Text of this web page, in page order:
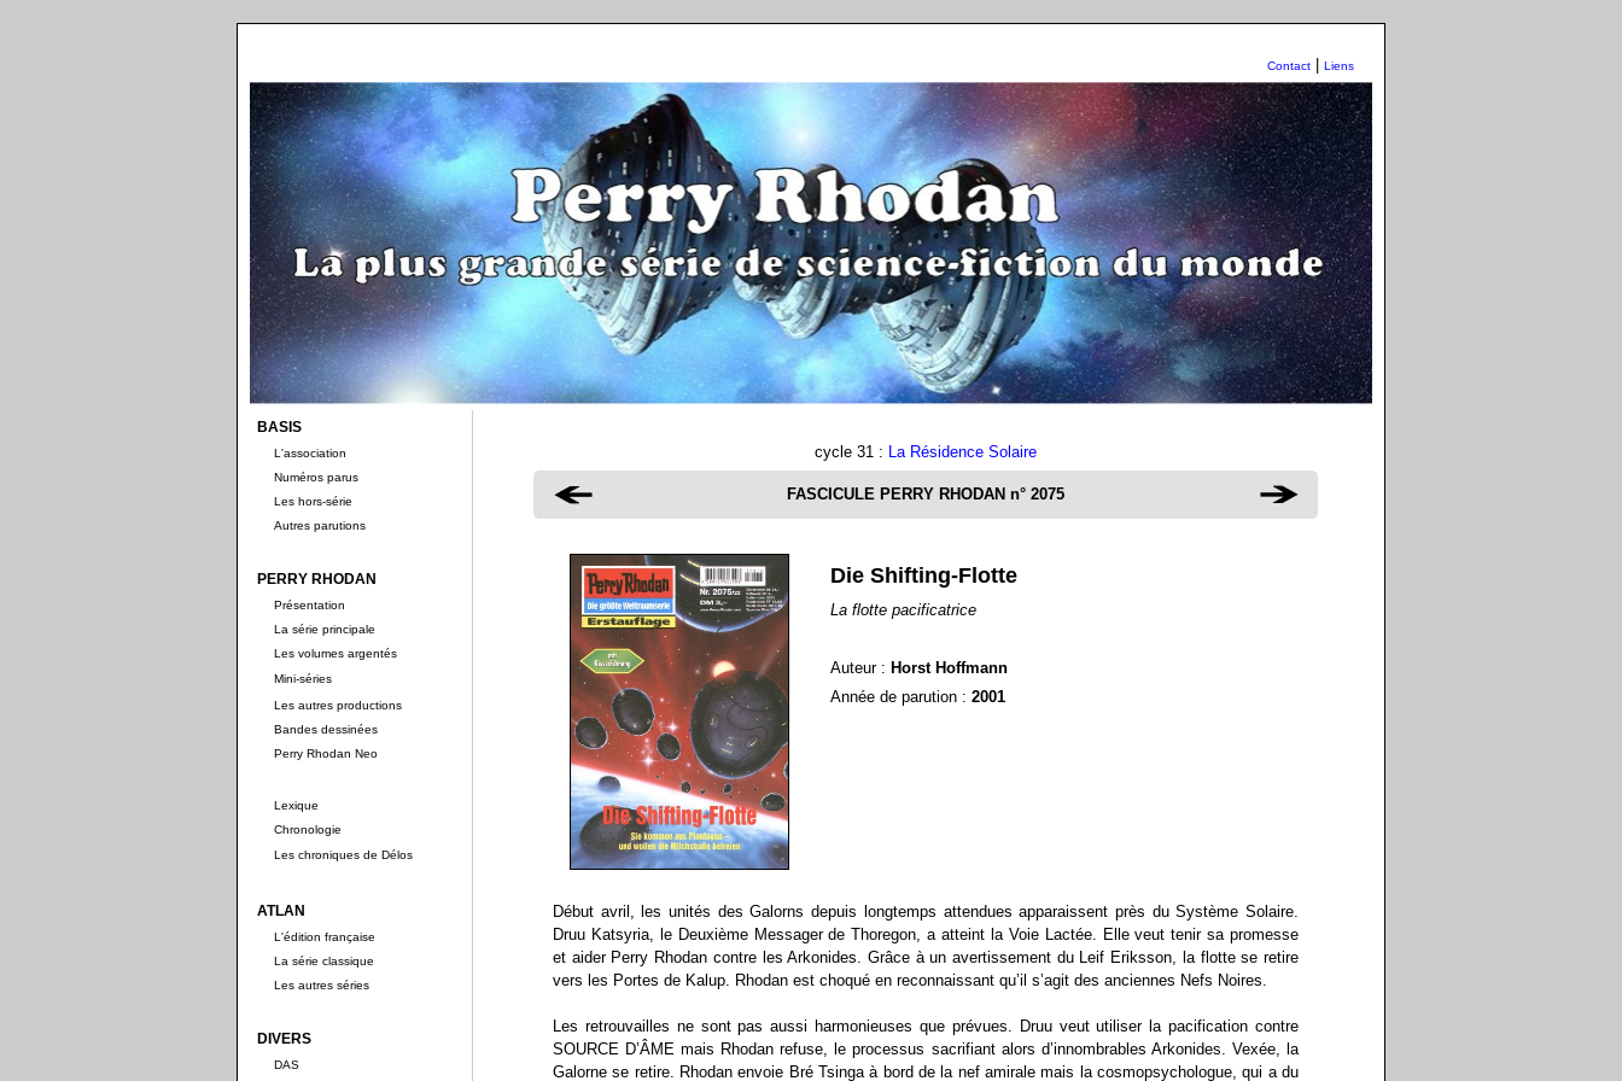
Contact Liens
BASIS
L'association
Numéros parus
Les hors-série
Autres parutions
PERRY RHODAN
Présentation
La série principale
Les volumes argentés
Mini-séries
Les autres productions
Bandes dessinées
Perry Rhodan Neo
Lexique
Chronologie
Les chroniques de Délos
ATLAN
L'édition française
La série classique
Les autres séries
DIVERS
DAS
cycle 31 : La Résidence Solaire
FASCICULE PERRY RHODAN n° 2075
Die Shifting-Flotte
La flotte pacificatrice
Auteur : Horst Hoffmann
Année de parution : 2001
Début avril, les unités des Galorns depuis longtemps attendues apparaissent près du Système Solaire.
Druu Katsyria, le Deuxième Messager de Thoregon, a atteint la Voie Lactée. Elle veut tenir sa promesse
et aider Perry Rhodan contre les Arkonides. Grâce à un avertissement du Leif Eriksson, la flotte se retire
vers les Portes de Kalup. Rhodan est choqué en reconnaissant qu’il s’agit des anciennes Nefs Noires.
Les retrouvailles ne sont pas aussi harmonieuses que prévues. Druu veut utiliser la pacification contre
SOURCE D’ÂME mais Rhodan refuse, le processus sacrifiant alors d’innombrables Arkonides. Vexée, la
Galorne se retire. Rhodan envoie Bré Tsinga à bord de la nef amirale mais la cosmopsychologue, qui a du